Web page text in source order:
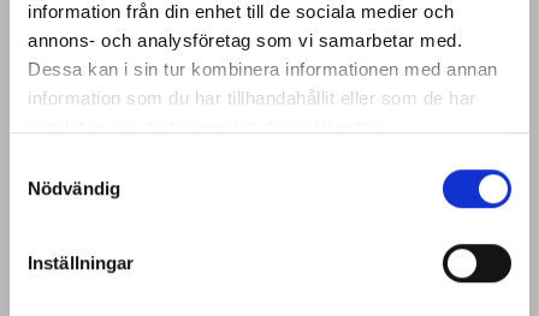
FÅ VÅRT NYHETSBREV
trender & VIP events
information från din enhet till de sociala medier och
annons- och analysföretag som vi samarbetar med.
Dessa kan i sin tur kombinera informationen med annan
information som du har tillhandahållit eller som de har
Nödvändig
Inställningar